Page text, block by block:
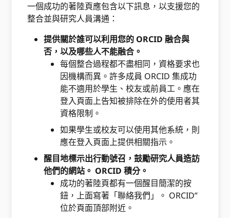
一個成功的著陸頁應包含以下訊息，以支援您的
整合並與研究人員溝通：
提供關於誰可以利用您的 ORCID 融合與
否，以及哪些人不能融合。
每個整合過程都不盡相同，資格要求也
因機構而異。許多成員 ORCID 集成功
能不適用於學生、校友或前員工。應在
登入頁面上告知被排除在外的使用者其
資格限制。
如果學生或校友可以使用其他系統，則
應在登入頁面上提供相關指示。
醒目地標示出行動號召，鼓勵研究人員造訪
他們的網站。 ORCID 積分。
成功的著陸頁都有一個醒目簡潔的按
鈕，上面寫著「聯絡我們」。 ORCID”
位於頁面頂部附近。